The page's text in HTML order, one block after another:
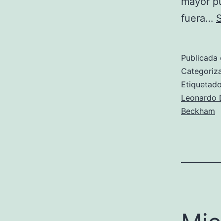
fuera…
Publicada
Leonardo
Beckham